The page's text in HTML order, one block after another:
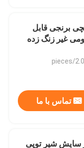
توپی 2 اینچی برنجی قابل
غیر زنگ زده
تماس با ما
سایش شیر توپی